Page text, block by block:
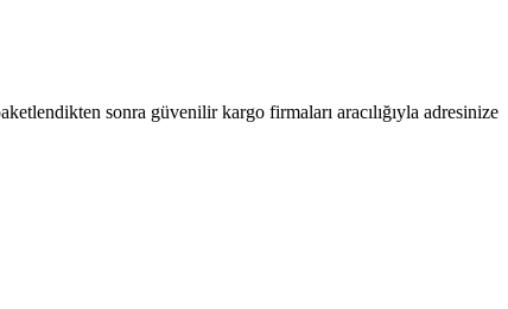
sonra güvenilir kargo firmaları aracılığıyla adresinize